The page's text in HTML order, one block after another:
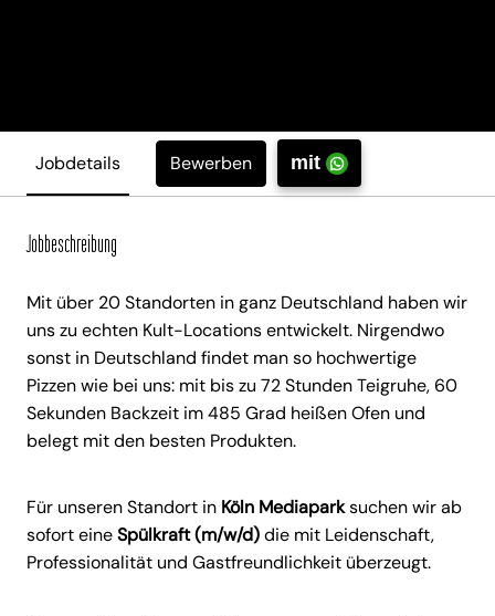
Jobdetails Bewerben mit
Jobbeschreibung
Mit über 20 Standorten in ganz Deutschland haben wir
uns zu echten Kult-Locations entwickelt. Nirgendwo
sonst in Deutschland findet man so hochwertige
Pizzen wie bei uns: mit bis zu 72 Stunden Teigruhe, 60
Sekunden Backzeit im 485 Grad heißen Ofen und
belegt mit den besten Produkten.
Für unseren Standort in Köln Mediaparksuchen wir ab
sofort eineSpülkraft (m/w/d)die mit Leidenschaft,
Professionalität und Gastfreundlichkeit überzeugt.